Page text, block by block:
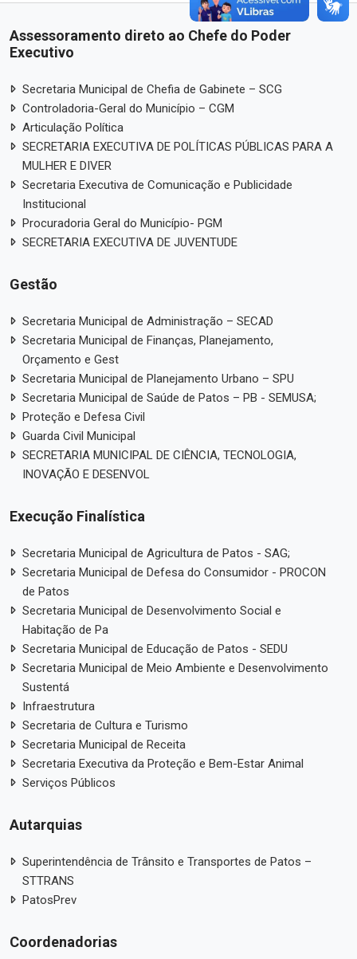
Assessoramento direto ao Chefe do Poder
Executivo
Secretaria Municipal de Chefia de Gabinete – SCG
Controladoria-Geral do Município – CGM
Articulação Política
SECRETARIA EXECUTIVA DE POLÍTICAS PÚBLICAS PARA A
MULHER E DIVER
Secretaria Executiva de Comunicação e Publicidade
Institucional
Procuradoria Geral do Município- PGM
SECRETARIA EXECUTIVA DE JUVENTUDE
Gestão
Secretaria Municipal de Administração – SECAD
Secretaria Municipal de Finanças, Planejamento,
Orçamento e Gest
Secretaria Municipal de Planejamento Urbano – SPU
Secretaria Municipal de Saúde de Patos – PB - SEMUSA;
Proteção e Defesa Civil
Guarda Civil Municipal
SECRETARIA MUNICIPAL DE CIÊNCIA, TECNOLOGIA,
INOVAÇÃO E DESENVOL
Execução Finalística
Secretaria Municipal de Agricultura de Patos - SAG;
Secretaria Municipal de Defesa do Consumidor - PROCON
de Patos
Secretaria Municipal de Desenvolvimento Social e
Habitação de Pa
Secretaria Municipal de Educação de Patos - SEDU
Secretaria Municipal de Meio Ambiente e Desenvolvimento
Sustentá
Infraestrutura
Secretaria de Cultura e Turismo
Secretaria Municipal de Receita
Secretaria Executiva da Proteção e Bem-Estar Animal
Serviços Públicos
Autarquias
Superintendência de Trânsito e Transportes de Patos –
STTRANS
PatosPrev
Coordenadorias